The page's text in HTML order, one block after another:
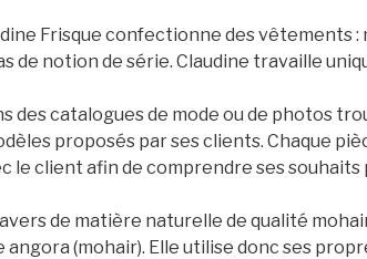
Frisque confectionne des vêtements :
de notion de série. Claudine travaille
des catalogues de mode ou de photos
proposés par ses clients. Chaque
le client afin de comprendre ses
de matière naturelle de qualité
(mohair). Elle utilise donc ses